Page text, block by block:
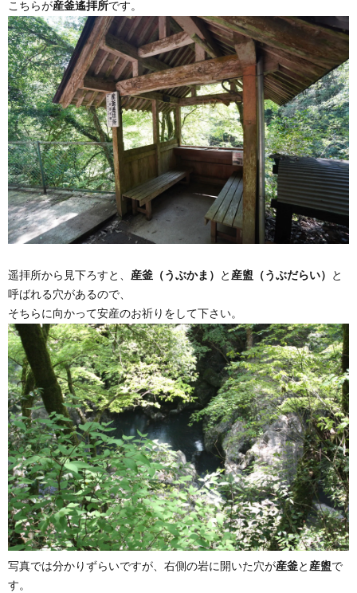
こちらが産釜遙拝所です。
遥拝所から見下ろすと、 産釜（うぶかま） と 産盥（うぶだらい）
と
呼ばれる穴があるので、
そちらに向かって安産のお祈りをして下さい。
写真では分かりずらいですが、右側の岩に開いた穴が産釜と 産盥で
す。